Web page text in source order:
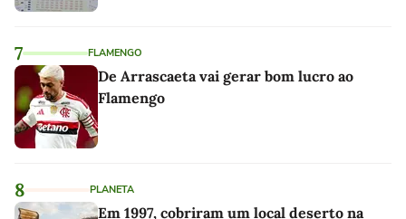
7 FLAMENGO
De Arrascaeta vai gerar bom lucro ao
Flamengo
8 PLANETA
Em 1997, cobriram um local deserto na